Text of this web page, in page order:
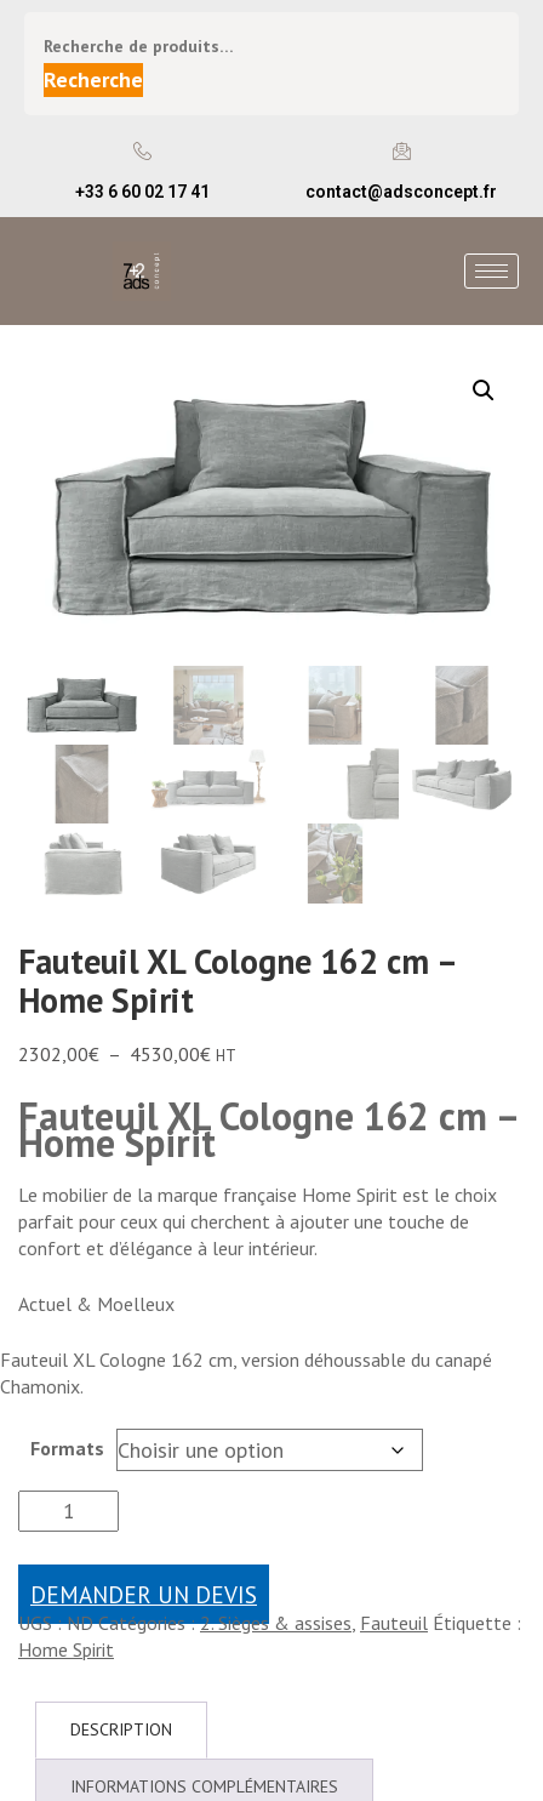
Recherche
+33 6 60 02 17 41 contact@adsconcept.fr
Fauteuil XL Cologne 162 cm –
Home Spirit
2302,00€ – 4530,00€ HT
Fauteuil XL Cologne 162 cm –
Home Spirit
Le mobilier de la marque française Home Spirit est le choix
parfait pour ceux qui cherchent à ajouter une touche de
confort et d’élégance à leur intérieur.
Actuel & Moelleux
Fauteuil XL Cologne 162 cm, version déhoussable du canapé
Chamonix.
Formats
DEMANDER UN DEVIS
UGS :ND Catégories :2. Sièges & assises, Fauteuil Étiquette :
Home Spirit
DESCRIPTION
INFORMATIONS COMPLÉMENTAIRES